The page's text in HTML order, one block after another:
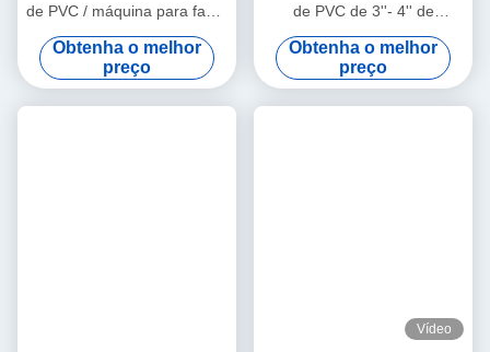
de PVC / máquina para fazer
perfil de PVC
Obtenha o melhor
preço
de PVC de 3''- 4'' de
qualidade estável com
extrusora de parafuso duplo
cônico HYZS65/132
Obtenha o melhor
preço
Vídeo